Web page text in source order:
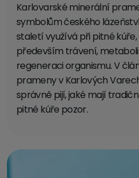
Karlovarské minerální
symbolům českého
staletí využívá při pitné
především trávení,
regeneraci organismu. V
prameny v Karlových
správně pijí, jaké mají
pitné kúře pozor.